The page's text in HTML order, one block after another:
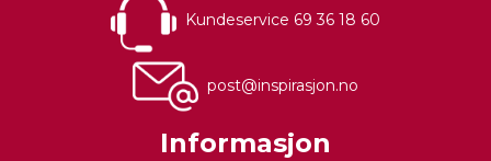
165,- 140,-
Kundeservice 69 36 18 60
post@inspirasjon.no
Informasjon